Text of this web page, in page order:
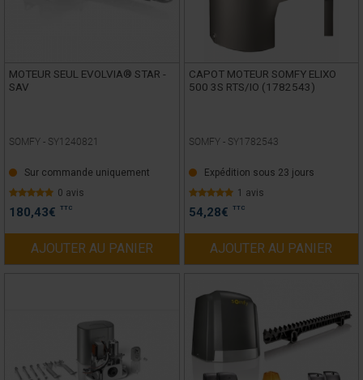
MOTEUR SEUL EVOLVIA® STAR -
SAV
SOMFY - SY1240821
Sur commande uniquement
0 avis
180,43€ TTC
AJOUTER AU PANIER
CAPOT MOTEUR SOMFY ELIXO
500 3S RTS/IO (1782543)
SOMFY - SY1782543
Expédition sous 23 jours
1 avis
54,28€ TTC
AJOUTER AU PANIER